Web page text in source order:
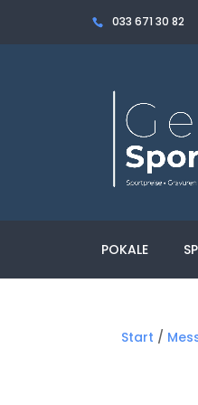
033 671 30 82
POKALE
Start /